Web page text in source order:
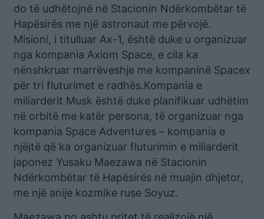
do të udhëtojnë në Stacionin Ndërkombëtar të
Hapësirës me një astronaut me përvojë.
Misioni, i titulluar Ax-1, është duke u organizuar
nga kompania Axiom Space, e cila ka
nënshkruar marrëveshje me kompaninë Spacex
për tri fluturimet e radhës.Kompania e
miliarderit Musk është duke planifikuar udhëtim
në orbitë me katër persona, të organizuar nga
kompania Space Adventures – kompania e
njëjtë që ka organizuar fluturimin e miliarderit
japonez Yusaku Maezawa në Stacionin
Ndërkombëtar të Hapësirës në muajin dhjetor,
me një anije kozmike ruse Soyuz.